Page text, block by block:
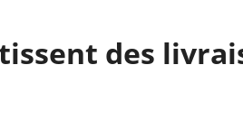
des